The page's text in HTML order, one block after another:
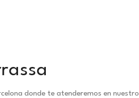
donde te atenderemos en nuestro